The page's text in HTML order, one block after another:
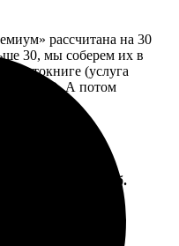
рассчитана на 30
30, мы соберем их в
фотокниге (услуга
прежней). А потом
Цена, руб.